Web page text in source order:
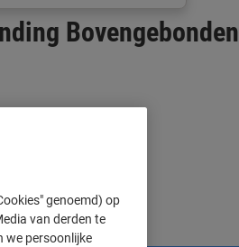
Bovengebonden
genoemd) op
van derden te
we persoonlijke